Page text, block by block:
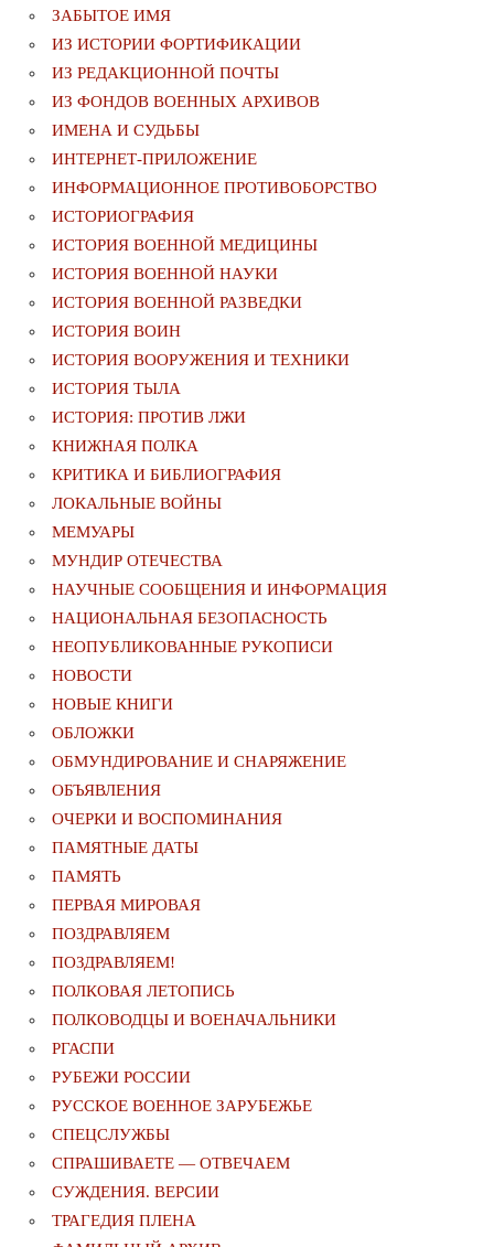
ЗАБЫТОЕ ИМЯ
ИЗ ИСТОРИИ ФОРТИФИКАЦИИ
ИЗ РЕДАКЦИОННОЙ ПОЧТЫ
ИЗ ФОНДОВ ВОЕННЫХ АРХИВОВ
ИМЕНА И СУДЬБЫ
ИНТЕРНЕТ-ПРИЛОЖЕНИЕ
ИНФОРМАЦИОННОЕ ПРОТИВОБОРСТВО
ИСТОРИОГРАФИЯ
ИСТОРИЯ ВОЕННОЙ МЕДИЦИНЫ
ИСТОРИЯ ВОЕННОЙ НАУКИ
ИСТОРИЯ ВОЕННОЙ РАЗВЕДКИ
ИСТОРИЯ ВОИН
ИСТОРИЯ ВООРУЖЕНИЯ И ТЕХНИКИ
ИСТОРИЯ ТЫЛА
ИСТОРИЯ: ПРОТИВ ЛЖИ
КНИЖНАЯ ПОЛКА
КРИТИКА И БИБЛИОГРАФИЯ
ЛОКАЛЬНЫЕ ВОЙНЫ
МЕМУАРЫ
МУНДИР ОТЕЧЕСТВА
НАУЧНЫЕ СООБЩЕНИЯ И ИНФОРМАЦИЯ
НАЦИОНАЛЬНАЯ БЕЗОПАСНОСТЬ
НЕОПУБЛИКОВАННЫЕ РУКОПИСИ
НОВОСТИ
НОВЫЕ КНИГИ
ОБЛОЖКИ
ОБМУНДИРОВАНИЕ И СНАРЯЖЕНИЕ
ОБЪЯВЛЕНИЯ
ОЧЕРКИ И ВОСПОМИНАНИЯ
ПАМЯТНЫЕ ДАТЫ
ПАМЯТЬ
ПЕРВАЯ МИРОВАЯ
ПОЗДРАВЛЯЕМ
ПОЗДРАВЛЯЕМ!
ПОЛКОВАЯ ЛЕТОПИСЬ
ПОЛКОВОДЦЫ И ВОЕНАЧАЛЬНИКИ
РГАСПИ
РУБЕЖИ РОССИИ
РУССКОЕ ВОЕННОЕ ЗАРУБЕЖЬЕ
СПЕЦСЛУЖБЫ
СПРАШИВАЕТЕ — ОТВЕЧАЕМ
СУЖДЕНИЯ. ВЕРСИИ
ТРАГЕДИЯ ПЛЕНА